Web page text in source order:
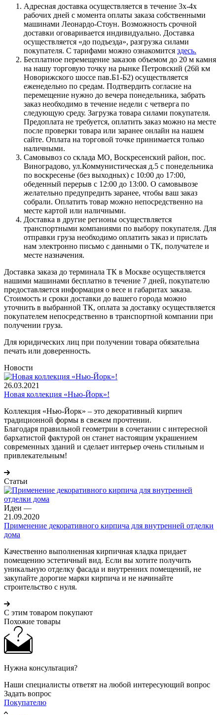
Адресная доставка осуществляется в течение 3х-4х
рабочих дней с момента оплаты заказа собственными
машинами Леонардо-Стоун. Возможность срочной
доставки оговаривается индивидуально. Доставка
осуществляется «до подъезда», разгрузка силами
покупателя. С тарифами можно ознакомится здесь.
Бесплатное перемещение заказов объемом до 20 м камня
на нашу торговую точку на рынке Петровский (26й км
Новорижского шоссе пав.Б1-Б2) осуществляется
еженедельно по средам. Подтвердить согласие на
перемещение нужно до вечера понедельника, забрать
заказ необходимо в течение недели с четверга по
следующую среду. Загрузка товара силами покупателя.
Предоплата не требуется, оплатить заказ можно на месте
после проверки товара или заранее онлайн на нашем
сайте. Оплата на торговой точке принимается только
наличными.
Самовывоз со склада МО, Воскресенский район, пос.
Виноградово, ул.Коммунистическая д.5 с понедельника
по воскресенье (без выходных) с 10:00 до 17:00,
обеденный перерыв с 12:00 до 13:00. О самовывозе
желательно предупредить заранее, чтобы ваш заказ
собрали. Оплатить товар можно непосредственно на
месте картой или наличными.
Доставка в другие регионы осуществляется
транспортными компаниями по выбору покупателя. Для
отправки груза необходимо оплатить заказ и прислать
нам электронно письмо с данными о ТК, получателе и
месте назначения.
Доставка заказа до терминала ТК в Москве осуществляется
нашими машинами бесплатно в течение 7 дней, покупателю
предоставляется информация о весе и габаритах заказа.
Стоимость и сроки доставки до вашего города можно
уточнить в выбранной ТК, оплата за доставку осуществляется
покупателем непосредственно в транспортной компании при
получении груза.
Для юридических лиц при получении товара обязательна
печать или доверенность.
Новости
26.03.2021
Новая коллекция «Нью-Йорк»!
Коллекция «Нью-Йорк» – это декоративный кирпич
традиционной формы в свежем прочтении.
Благодаря правильной геометрии в сочетании с интересной
бархатистой фактурой он станет настоящим украшением
современных зданий и сделает интерьер очень стильным и
привлекательным!
Статьи
Идеи —
21.09.2020
Применение декоративного кирпича для внутренней отделки
дома
Качественно выполненная кирпичная кладка придает
помещению эстетичный вид. Если вы хотите получить
уникальную отделку фасада и внутренних помещений, не
закупайте дорогие марки кирпича и не начинайте
строительство с нуля.
С этим товаром покупают
Похожие товары
Нужна консультация?
Наши специалисты ответят на любой интересующий вопрос
Задать вопрос
Покупателю